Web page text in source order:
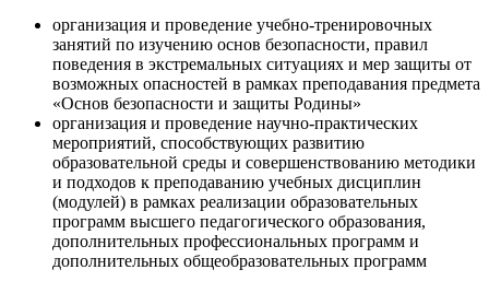
организация и проведение учебно-тренировочных
занятий по изучению основ безопасности, правил
поведения в экстремальных ситуациях и мер защиты от
возможных опасностей в рамках преподавания предмета
«Основ безопасности и защиты Родины»
организация и проведение научно-практических
мероприятий, способствующих развитию
образовательной среды и совершенствованию методики
и подходов к преподаванию учебных дисциплин
(модулей) в рамках реализации образовательных
программ высшего педагогического образования,
дополнительных профессиональных программ и
дополнительных общеобразовательных программ